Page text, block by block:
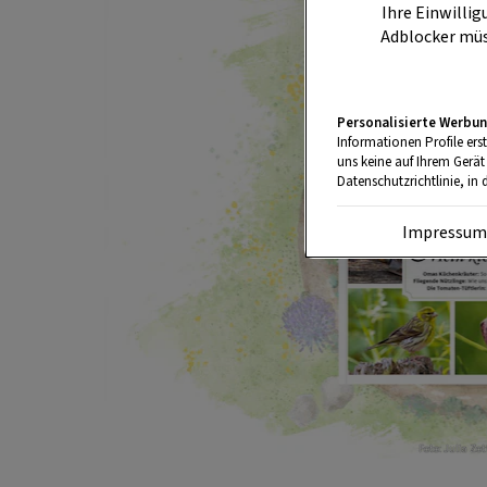
Foto: Julia
Ihre
Adblocker
Personalisierte
Informationen Profile
uns keine auf Ihrem
Datenschutzrichtlinie, in
Impressum